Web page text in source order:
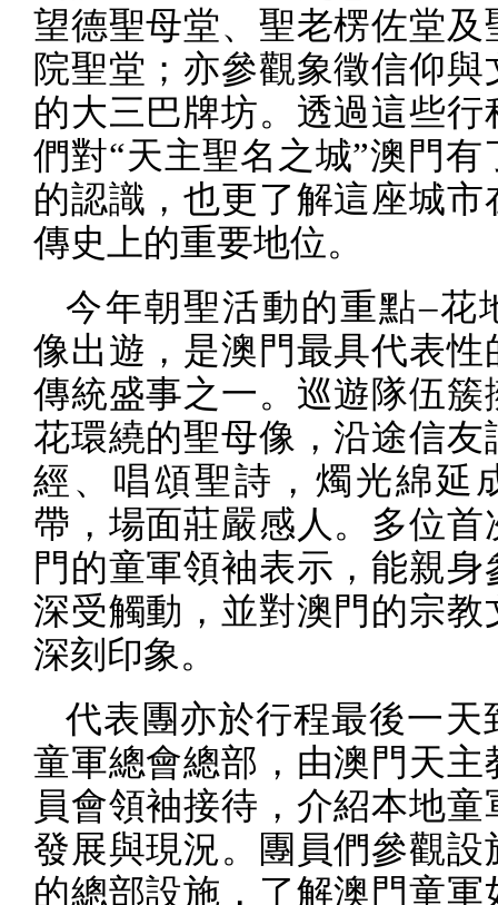
望德聖母堂、聖老楞佐堂及
院聖堂；亦參觀象徵信仰與
的大三巴牌坊。透過這些行
們對“天主聖名之城”澳門有
的認識，也更了解這座城市
傳史上的重要地位。
今年朝聖活動的重點–花
像出遊，是澳門最具代表性
傳統盛事之一。巡遊隊伍簇
花環繞的聖母像，沿途信友
經、唱頌聖詩，燭光綿延
帶，場面莊嚴感人。多位首
門的童軍領袖表示，能親身
深受觸動，並對澳門的宗教
深刻印象。
代表團亦於行程最後一天
童軍總會總部，由澳門天主
員會領袖接待，介紹本地童
發展與現況。團員們參觀設
的總部設施，了解澳門童軍